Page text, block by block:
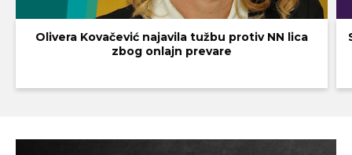
Olivera Kovačević najavila tužbu protiv NN lica
zbog onlajn prevare